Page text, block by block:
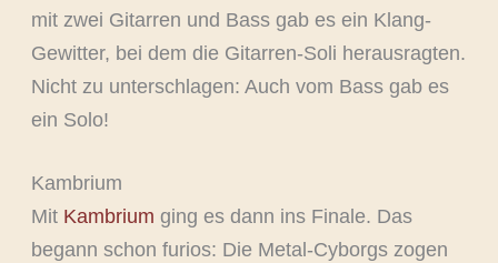
mit zwei Gitarren und Bass gab es ein Klang-
Gewitter, bei dem die Gitarren-Soli herausragten.
Nicht zu unterschlagen: Auch vom Bass gab es
ein Solo!
Kambrium
Mit Kambrium ging es dann ins Finale. Das
begann schon furios: Die Metal-Cyborgs zogen